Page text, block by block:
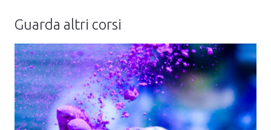
Guarda altri corsi